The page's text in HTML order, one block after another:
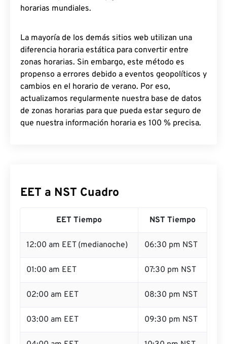
horarias mundiales.
La mayoría de los demás sitios web utilizan una
diferencia horaria estática para convertir entre
zonas horarias. Sin embargo, este método es
propenso a errores debido a eventos geopolíticos y
cambios en el horario de verano. Por eso,
actualizamos regularmente nuestra base de datos
de zonas horarias para que pueda estar seguro de
que nuestra información horaria es 100 % precisa.
EET a NST Cuadro
EET Tiempo NST Tiempo
12:00 am EET (medianoche) 06:30 pm NST
01:00 am EET 07:30 pm NST
02:00 am EET 08:30 pm NST
03:00 am EET 09:30 pm NST